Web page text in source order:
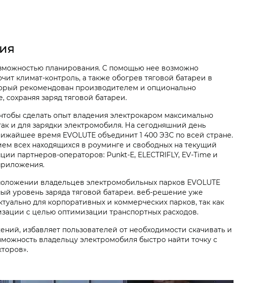
планирования. С помощью нее возможно
климат-контроль, а также обогрев тяговой батареи в
рекомендован производителем и опционально
заряд тяговой батареи.
сделать опыт владения электрокаром максимально
и для зарядки электромобиля. На сегодняшний день
время EVOLUTE объединит 1 400 ЭЗС по всей стране.
всех находящихся в роуминге и свободных на текущий
партнеров-операторов: Punkt-E, ELECTRIFLY, EV-Time и
владельцев электромобильных парков EVOLUTE
уровень заряда тяговой батареи. веб-решение уже
для корпоративных и коммерческих парков, так как
с целью оптимизации транспортных расходов.
избавляет пользователей от необходимости скачивать и
владельцу электромобиля быстро найти точку с